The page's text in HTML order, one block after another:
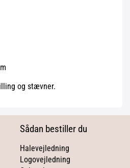
og stævner.
Sådan bestiller du
Halevejledning
Logovejledning